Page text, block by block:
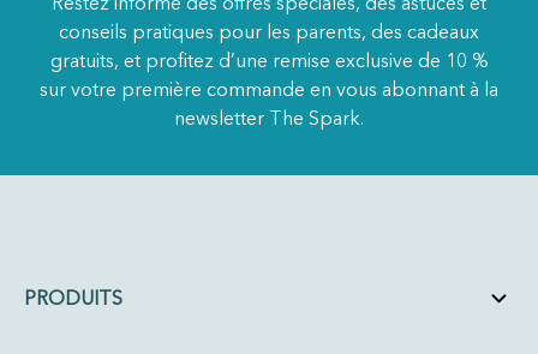
conseils pratiques pour les parents, des cadeaux
gratuits, et profitez d’une remise exclusive de 10 %
sur votre première commande en vous abonnant à la
newsletter The Spark.
PRODUITS